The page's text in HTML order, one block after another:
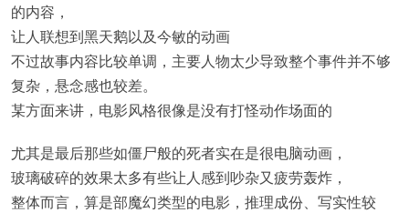
的内容，
让人联想到黑天鹅以及今敏的动画
不过故事内容比较单调，主要人物太少导致整个事件并不够
复杂，悬念感也较差。
某方面来讲，电影风格很像是没有打怪动作场面的
尤其是最后那些如僵尸般的死者实在是很电脑动画，
玻璃破碎的效果太多有些让人感到吵杂又疲劳轰炸，
整体而言，算是部魔幻类型的电影，推理成份、写实性较